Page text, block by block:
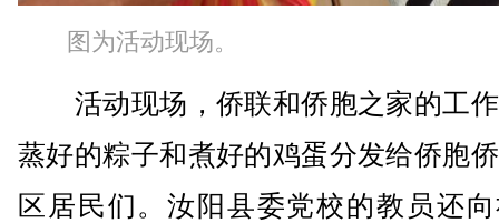
图为活动现场。
活动现场，侨联和侨胞之家的工
蒸好的粽子和煮好的鸡蛋分发给侨胞
区居民们。汝阳县委党校的教员还